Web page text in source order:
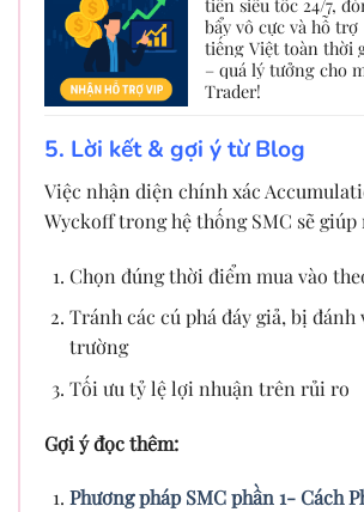
tiền siêu tốc 24/7,
bẩy vô cực và hỗ trợ
tiếng Việt toàn thời
– quá lý tưởng cho
Trader!
5. Lời kết & gợi ý từ Blog
Việc nhận diện chính xác
Wyckoff trong hệ thống SMC sẽ giúp
Chọn đúng thời điểm mua vào
Tránh các cú phá đáy giả, bị
trường
Tối ưu tỷ lệ lợi nhuận trên rủi ro
Gợi ý đọc thêm:
Phương pháp SMC phần 1- Cách